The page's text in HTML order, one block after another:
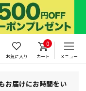
お気に入り
0
カート メニュー
お届けにお時間をい